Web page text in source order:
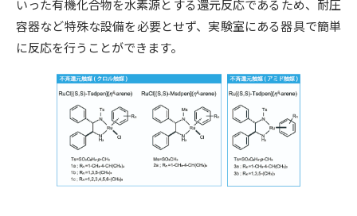
いった有機化合物を水素源とする還元反応であるため、耐圧
容器など特殊な設備を必要とせず、実験室にある器具で簡単
に反応を行うことができます。